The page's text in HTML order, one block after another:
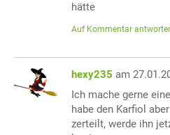
hätte
Auf Kommentar
hexy235 am
Ich mache gerne
habe den Karfiol
zerteilt, werde ihn